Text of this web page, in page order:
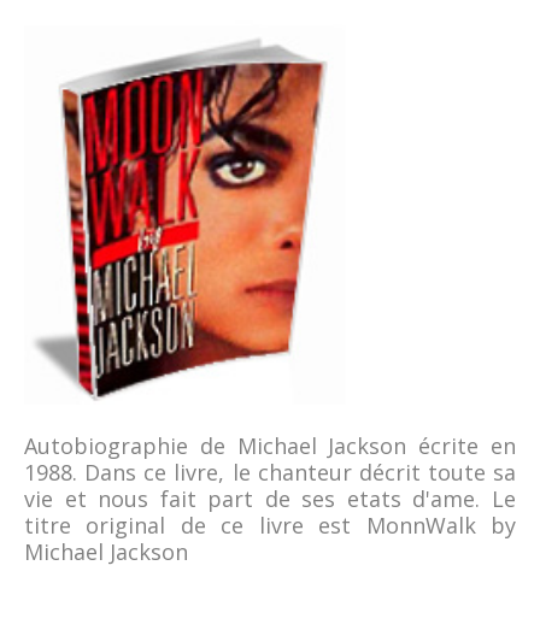
Autobiographie de Michael Jackson écrite en
1988. Dans ce livre, le chanteur décrit toute sa
vie et nous fait part de ses etats d'ame. Le
titre original de ce livre est MonnWalk by
Michael Jackson